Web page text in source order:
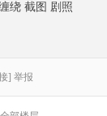
绕 截图 剧照
] 举报